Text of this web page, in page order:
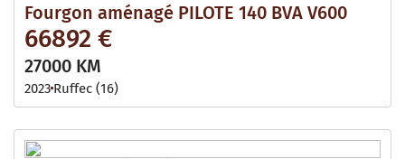
Fourgon aménagé PILOTE 140 BVA V600
66892 €
27000 KM
2023 Ruffec (16)